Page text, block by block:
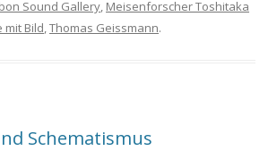
Sound Gallery, Meisenforscher Toshitaka
Bild,Thomas Geissmann.
Schematismus